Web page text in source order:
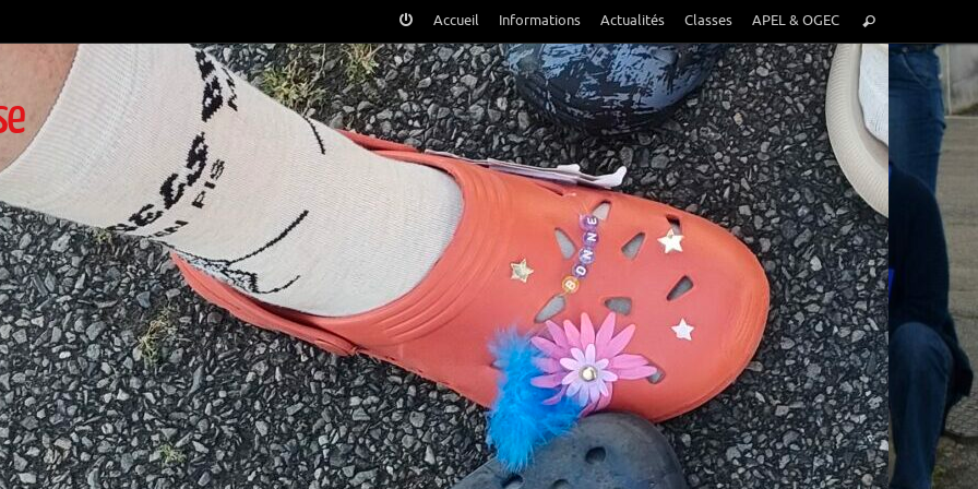
Accueil Informations Actualités Classes APEL & OGEC
pour
Rechercher